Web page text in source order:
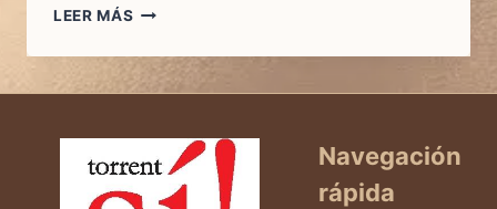
LEER MÁS CLAUDIA
DEL
DOLOR
VIOLACIÓN
AL
REGALO
Navegación
rápida